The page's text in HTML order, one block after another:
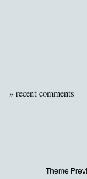
» recent comments
Theme